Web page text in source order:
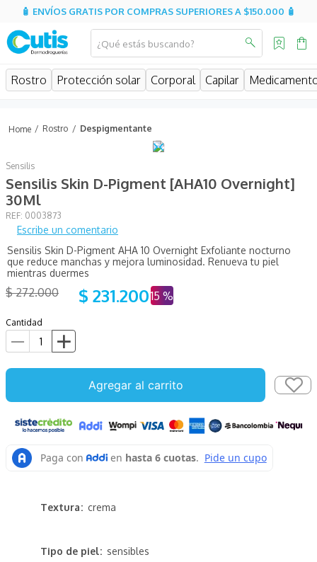
🧴 ENVÍOS GRATIS POR COMPRAS SUPERIORES A $150.000 🧴
¿Qué estás buscando?
Rostro Protección solar Corporal Capilar
Rostro Despigmentante
Sensilis
Sensilis Skin D-Pigment [AHA10 Overnight]
30Ml
: 0003873
Escribe un comentario
Sensilis Skin D-Pigment AHA 10 Overnight Exfoliante nocturno
que reduce manchas y mejora luminosidad. Renueva tu piel
mientras duermes
$ 272.000 $ 231.20015 %
Cantidad
Agregar al carrito
Tipo de piel sensibles
Textura crema
MÁS BUSCADOS
posay